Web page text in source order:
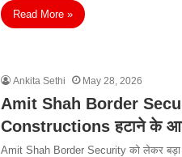
Read More »
Ankita Sethi May 28, 2026
Amit Shah Border
Constructions हटाने के
Amit Shah Border Security को लेकर